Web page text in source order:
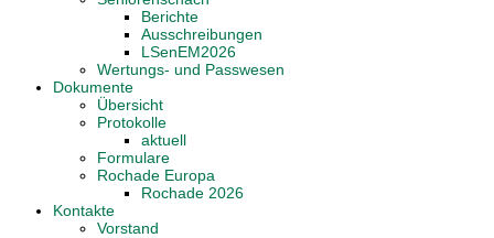
Berichte
Ausschreibungen
LSenEM2026
Wertungs- und Passwesen
Dokumente
Übersicht
Protokolle
aktuell
Formulare
Rochade Europa
Rochade 2026
Kontakte
Vorstand